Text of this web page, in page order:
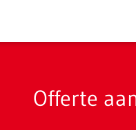
Offerte